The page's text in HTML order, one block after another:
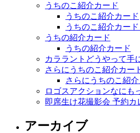
うちのこ紹介カード
うちのこ紹介カード
うちのこ紹介カー
うちの紹介カード
うちの紹介カード
カララントどうやって手
さらにうちのこ紹介カー
さらにうちのこ紹
ロゴスアクションなにも
即席生け花撮影会 予約カ
アーカイブ